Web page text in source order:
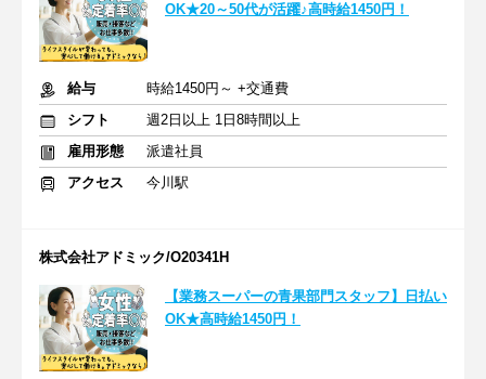
OK★20～50代が活躍♪高時給1450円！
給与
時給1450円～ +交通費
シフト
週2日以上 1日8時間以上
雇用形態
派遣社員
アクセス
今川駅
株式会社アドミック/O20341H
【業務スーパーの青果部門スタッフ】日払い
OK★高時給1450円！